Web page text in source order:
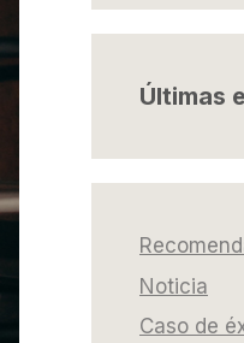
Últimas
Noticia
Caso de